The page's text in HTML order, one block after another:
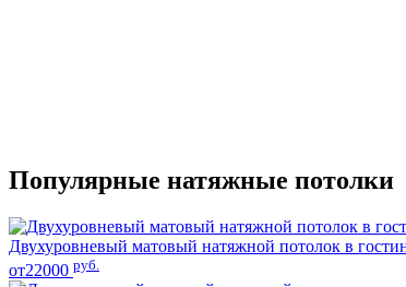
Популярные натяжные потолки
Двухуровневый матовый натяжной потолок в
от22000 руб.